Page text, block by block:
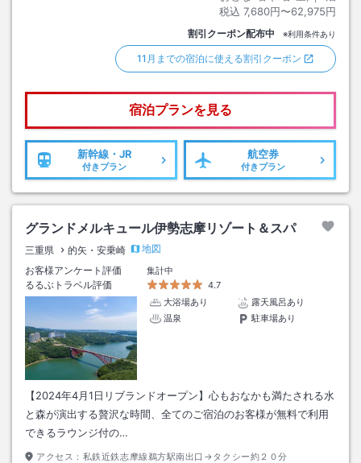
税込 7,680円〜62,975円
割引クーポン配布中 ※利用条件あり
11月までの宿泊に使える割引クーポン
宿泊プランを見る
新幹線・JR
付きプラン
航空券
付きプラン
グランドメルキュール伊勢志摩リゾート＆スパ
三重県 的矢・安乗崎
地図
お客様アンケート評価
集計中
るるぶトラベル評価
4.7
大浴場あり
露天風呂あり
温泉
駐車場あり
【2024年4月1日リブランドオープン】心もおなかも満たされる水
と森が演出する贅沢な時間、全てのご宿泊のお客様が無料で利用
できるラウンジ付の…
アクセス： 私鉄近鉄志摩線鵜方駅南出口→タクシー約２０分